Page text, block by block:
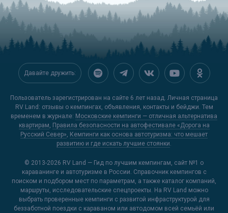
Давайте дружить:
Пользователь зарегистрирован на сайте 6 лет назад. Личная страница
RV Land: отзывы о кемпингах, объявления, контакты и бейджи. Тем
временем в журнале: Московские кемпинги — отличная альтернатива
квартирам, Правила безопасности на автофестивале «Дорога на
Русский Север», Кемпинги как основа автотуризма: что мешает
развитию и где искать лучшие стоянки.
© 2013-2026 RV Land — Гид по лучшим кемпингам, сайт №1 о
караванинге и автотуризме в России. Справочник кемпингов с
поиском и подбором мест по параметрам, а также каталог компаний,
маршруты, исследовательские спецпроекты. На RV Land можно
выбрать проверенные кемпинги с развитой инфраструктурой для
беззаботной поездки с караваном или автодомом всей семьёй или